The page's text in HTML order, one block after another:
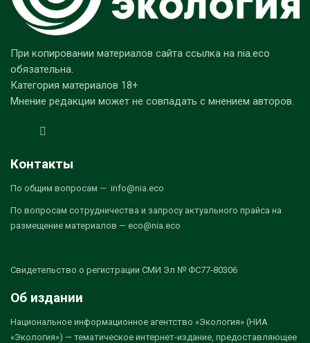
При копировании материалов сайта ссылка на nia.eco
обязательна.
Категория материалов 18+
Мнение редакции может не совпадать с мнением авторов.
Контакты
По общим вопросам — info@nia.eco
По вопросам сотрудничества и запросу актуального прайса на
размещение материалов — eco@nia.eco
Свидетельство о регистрации СМИ Эл № ФС77-80306
Об издании
Национальное информационное агентство «Экология» (НИА
«Экология») — тематическое интернет-издание, предоставляющее